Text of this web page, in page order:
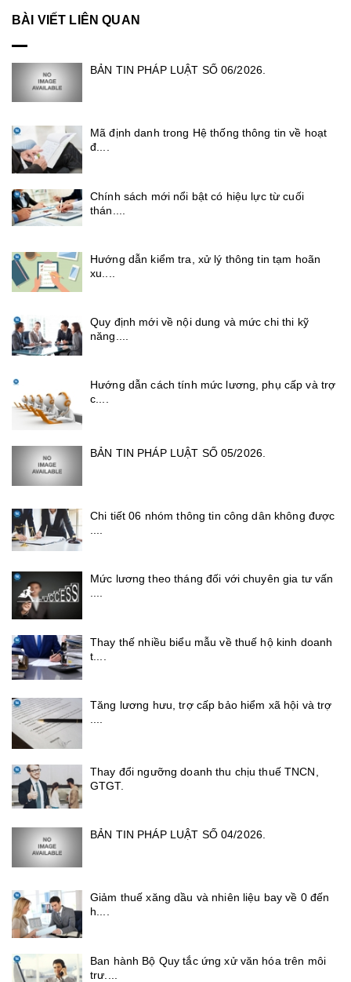
BÀI VIẾT LIÊN QUAN
BẢN TIN PHÁP LUẬT SỐ 06/2026.
Mã định danh trong Hệ thống thông tin về hoạt
đ....
Chính sách mới nổi bật có hiệu lực từ cuối
thán....
Hướng dẫn kiểm tra, xử lý thông tin tạm hoãn
xu....
Quy định mới về nội dung và mức chi thi kỹ
năng....
Hướng dẫn cách tính mức lương, phụ cấp và trợ
c....
BẢN TIN PHÁP LUẬT SỐ 05/2026.
Chi tiết 06 nhóm thông tin công dân không được
....
Mức lương theo tháng đối với chuyên gia tư vấn
....
Thay thế nhiều biểu mẫu về thuế hộ kinh doanh
t....
Tăng lương hưu, trợ cấp bảo hiểm xã hội và trợ
Thay đổi ngưỡng doanh thu chịu thuế TNCN,
GTGT.
BẢN TIN PHÁP LUẬT SỐ 04/2026.
Giảm thuế xăng dầu và nhiên liệu bay về 0 đến
h....
Ban hành Bộ Quy tắc ứng xử văn hóa trên môi
trư....